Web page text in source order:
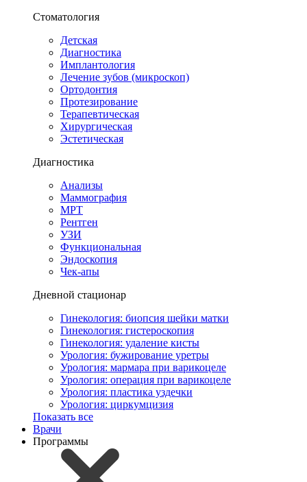
Стоматология
Детская
Диагностика
Имплантология
Лечение зубов (микроскоп)
Ортодонтия
Протезирование
Терапевтическая
Хирургическая
Эстетическая
Диагностика
Анализы
Маммография
МРТ
Рентген
УЗИ
Функциональная
Эндоскопия
Чек-апы
Дневной стационар
Гинекология: биопсия шейки матки
Гинекология: гистероскопия
Гинекология: удаление кисты
Урология: бужирование уретры
Урология: мармара при варикоцеле
Урология: операция при варикоцеле
Урология: пластика уздечки
Урология: циркумцизия
Показать все
Врачи
Программы